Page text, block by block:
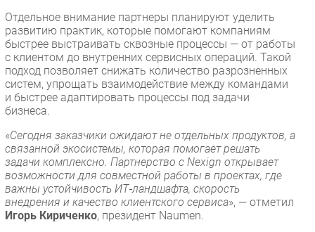
Отдельное внимание партнеры планируют уделить
развитию практик, которые помогают компаниям
быстрее выстраивать сквозные процессы — от работы
с клиентом до внутренних сервисных операций. Такой
подход позволяет снижать количество разрозненных
систем, упрощать взаимодействие между командами
и быстрее адаптировать процессы под задачи
бизнеса.
«Сегодня заказчики ожидают не отдельных продуктов, а
связанной экосистемы, которая помогает решать
задачи комплексно. Партнерство с Nexign открывает
возможности для совместной работы в проектах, где
важны устойчивость ИТ‑ландшафта, скорость
внедрения и качество клиентского сервиса», — отметил
Игорь Кириченко, президент Naumen.